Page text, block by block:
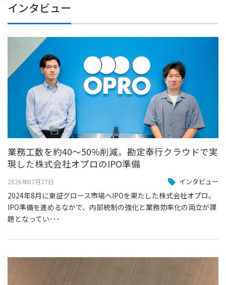
インタビュー
業務工数を約40〜50%削減。勘定奉行クラウドで実
現した株式会社オプロのIPO準備
2026年07月27日 インタビュー
2024年8月に東証グロース市場へIPOを果たした株式会社オプロ。
IPO準備を進めるなかで、内部統制の強化と業務効率化の両立が課
題となってい･･･